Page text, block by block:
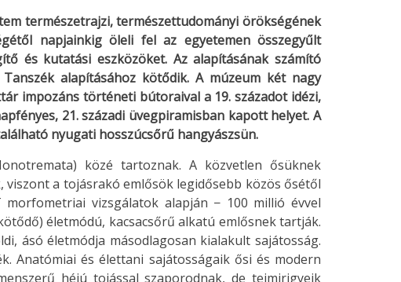
természetrajzi, természettudományi örökségének
napjainkig öleli fel az egyetemen összegyűlt
és kutatási eszközöket. Az alapításának számító
alapításához kötődik. A múzeum két nagy
impozáns történeti bútoraival a 19. századot idézi,
21. századi üvegpiramisban kapott helyet. A
nyugati hosszúcsőrű hangyászsün.
közé tartoznak. A közvetlen ősüknek
a tojásrakó emlősök legidősebb közös ősétől
vizsgálatok alapján − 100 millió évvel
életmódú, kacsacsőrű alkatú emlősnek tartják.
ásó életmódja másodlagosan kialakult sajátosság.
Anatómiai és élettani sajátosságaik ősi és modern
héjú tojással szaporodnak, de tejmirigyeik